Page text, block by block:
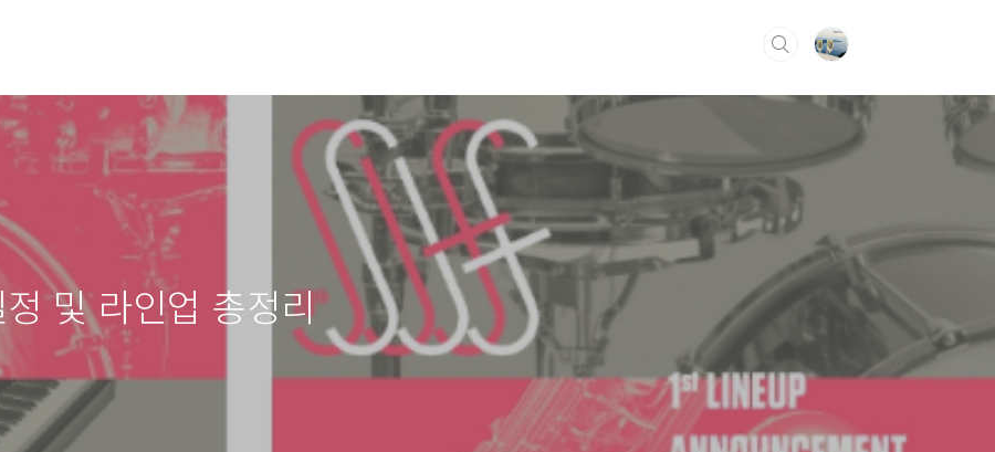
및 라인업 총정리